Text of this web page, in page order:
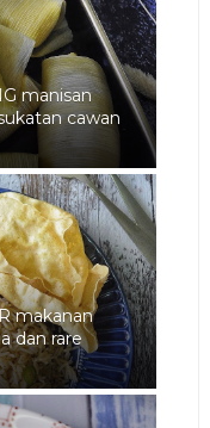
manisan
cawan
makanan
dan rare